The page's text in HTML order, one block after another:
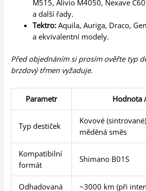
M515, Alivio M4050, Nexave
a další řady.
Tektro: Aquila, Auriga, Draco,
a ekvivalentní modely.
Před objednáním si prosím ověřte typ
brzdový třmen vyžaduje.
Parametr Hodnota
Typ destiček
Kovové
měděná směs
Kompatibilní
formát
Shimano B01S
Odhadovaná
~3000 km (při